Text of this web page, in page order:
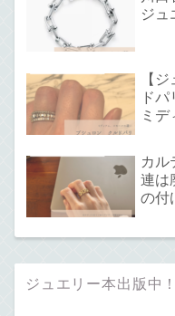
ジュ
【
ド
ミデ
カル
連は
の付
ジュエリー本出版中！